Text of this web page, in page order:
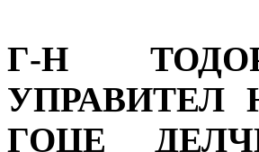
Г-Н
УПРАВИТЕЛ
ГОЦЕ